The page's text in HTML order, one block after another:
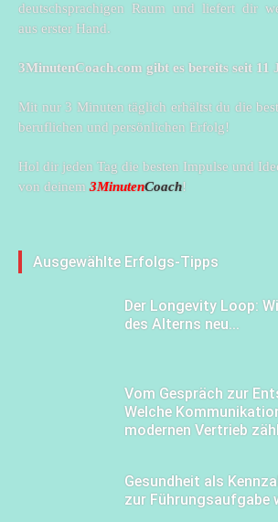
deutschsprachigen Raum und liefert dir
aus erster Hand.
3MinutenCoach.com gibt es bereits seit 11
Mit nur 3 Minuten täglich erhältst du die
beruflichen und persönlichen Erfolg!
Hol dir jeden Tag die besten Impulse und
von deinem3MinutenCoach!
Ausgewählte Erfolgs-Tipps
Der Longevity Loop:
des Alterns neu...
Vom Gespräch zur
Welche
modernen Vertrieb
Gesundheit als
zur Führungsaufgabe